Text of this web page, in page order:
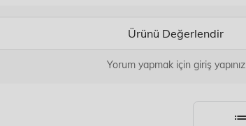
Ürünü Değerlendir
Yorum yapmak için giriş yapınız